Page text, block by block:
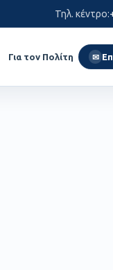
Τηλ. κέντρο:
Για τον Πολίτη ✉